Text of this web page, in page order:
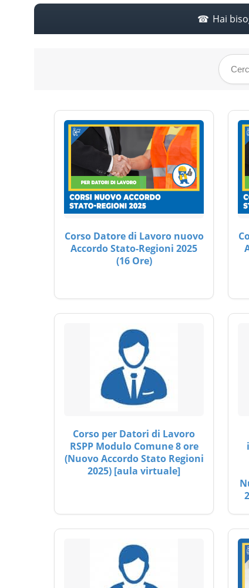
Hai
Corso Datore di Lavoro nuovo
Accordo Stato-Regioni 2025
(16 Ore)
Corso per Datori di Lavoro
RSPP Modulo Comune 8 ore
(Nuovo Accordo Stato Regioni
2025) [aula virtuale]